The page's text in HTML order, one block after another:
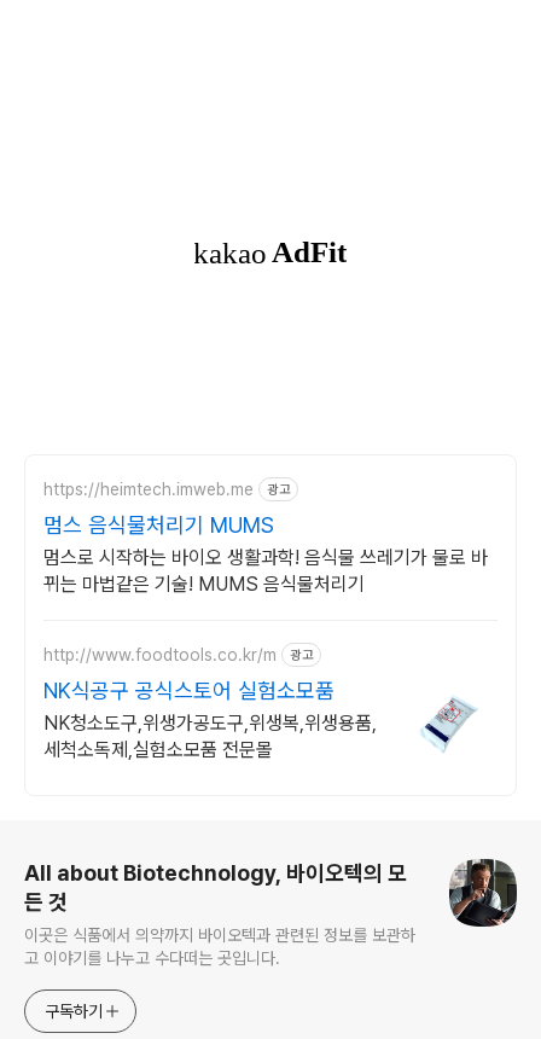
https://heimtech.imweb.me 광고
멈스 음식물처리기 MUMS
멈스로 시작하는 바이오 생활과학! 음식물 쓰레기가 물로 바
뀌는 마법같은 기술! MUMS 음식물처리기
http://www.foodtools.co.kr/m 광고
NK식공구 공식스토어 실험소모품
NK청소도구,위생가공도구,위생복,위생용품,
세척소독제,실험소모품 전문몰
All about Biotechnology, 바이오텍의 모
든 것
이곳은 식품에서 의약까지 바이오텍과 관련된 정보를 보관하
고 이야기를 나누고 수다떠는 곳입니다.
구독하기